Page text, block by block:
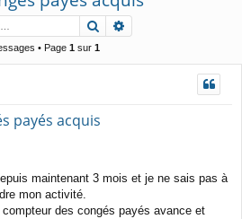
n
r
Rechercher
• Page 1 sur 1
payés acquis
maintenant 3 mois et je ne sais pas à
mon activité.
des congés payés avance et